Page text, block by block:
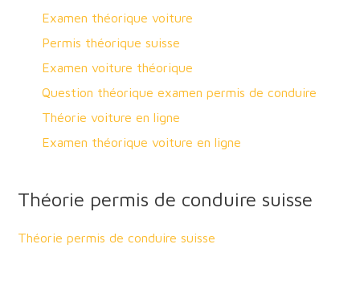
Examen théorique voiture
Permis théorique suisse
Examen voiture théorique
Question théorique examen permis de conduire
Théorie voiture en ligne
Examen théorique voiture en ligne
Théorie permis de conduire suisse
Théorie permis de conduire suisse